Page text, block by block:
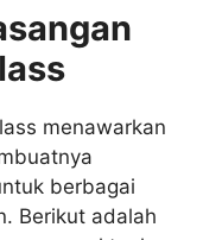
menawarkan
berbagai
Berikut adalah